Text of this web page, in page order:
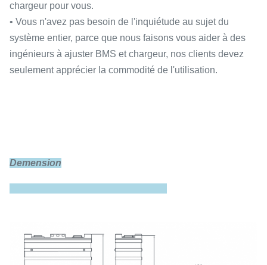
chargeur pour vous.
• Vous n'avez pas besoin de l'inquiétude au sujet du
système entier, parce que nous faisons vous aider à des
ingénieurs à ajuster BMS et chargeur, nos clients devez
seulement apprécier la commodité de l'utilisation.
Demension